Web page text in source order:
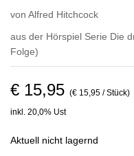
von Alfred Hitchcock
aus der Hörspiel Serie Die
Folge)
€ 15,95 (€ 15,95 / Stück)
inkl. 20,0% Ust
Aktuell nicht lagernd